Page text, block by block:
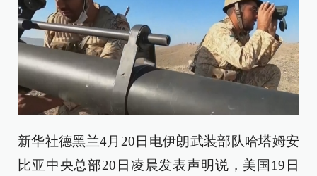
新华社德黑兰4月20日电伊朗武装部队哈塔姆安
比亚中央总部20日凌晨发表声明说，美国19日